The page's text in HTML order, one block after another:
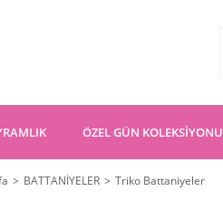
ÖZEL GÜN KOLEKSİYONU
BATTANİYELER Triko Battaniyeler